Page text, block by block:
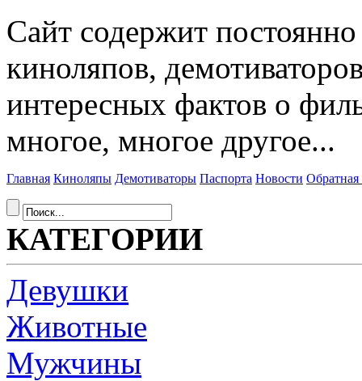
Сайт содержит
киноляпов,
интересных фактов о
многое, многое другое...
Главная Киноляпы Демотиваторы Паспорта Новости Обратная
КАТЕГОРИИ
Девушки
Животные
Мужчины